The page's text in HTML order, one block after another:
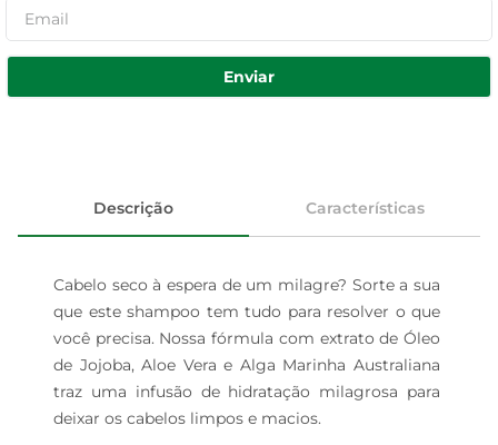
Enviar
Descrição Características
Cabelo seco à espera de um milagre? Sorte a sua
que este shampoo tem tudo para resolver o que
você precisa. Nossa fórmula com extrato de Óleo
de Jojoba, Aloe Vera e Alga Marinha Australiana
traz uma infusão de hidratação milagrosa para
deixar os cabelos limpos e macios.